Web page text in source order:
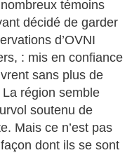
témoins
décidé de garder
d’OVNI
: mis en confiance
sans plus de
région semble
soutenu de
Mais ce n’est pas
dont ils se sont